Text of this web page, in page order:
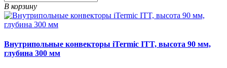
В корзину
Внутрипольные конвекторы iTermic ITT, высота 90 мм,
глубина 300 мм